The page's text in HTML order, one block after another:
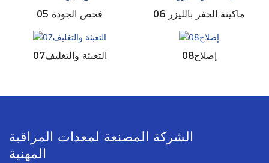
05 فحص الجودة 06 ماكينة الحفر بالليزر
التعبئة والتغليف07 إصلاح08
الشركة المصنعة لمعدات المراقبة
المهنية